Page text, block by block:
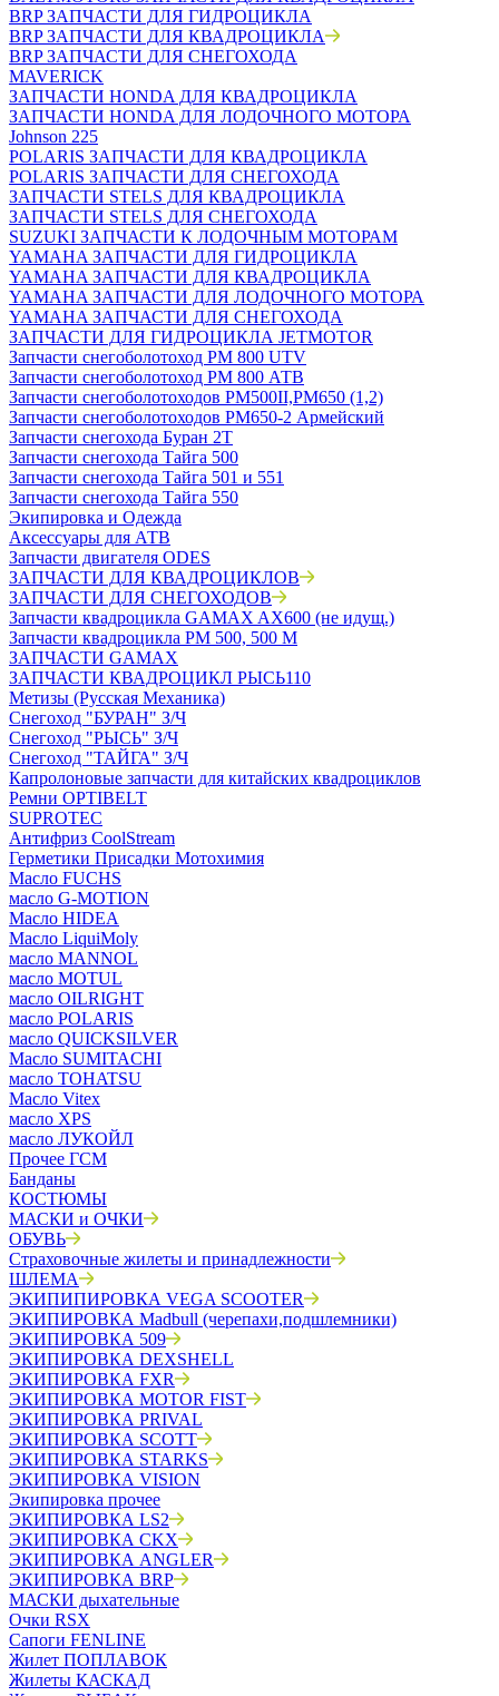
BRP ЗАПЧАСТИ ДЛЯ ГИДРОЦИКЛА
BRP ЗАПЧАСТИ ДЛЯ КВАДРОЦИКЛА
BRP ЗАПЧАСТИ ДЛЯ СНЕГОХОДА
MAVERICK
ЗАПЧАСТИ HONDA ДЛЯ КВАДРОЦИКЛА
ЗАПЧАСТИ HONDA ДЛЯ ЛОДОЧНОГО МОТОРА
Johnson 225
POLARIS ЗАПЧАСТИ ДЛЯ КВАДРОЦИКЛА
POLARIS ЗАПЧАСТИ ДЛЯ СНЕГОХОДА
ЗАПЧАСТИ STELS ДЛЯ КВАДРОЦИКЛА
ЗАПЧАСТИ STELS ДЛЯ СНЕГОХОДА
SUZUKI ЗАПЧАСТИ К ЛОДОЧНЫМ МОТОРАМ
YAMAHA ЗАПЧАСТИ ДЛЯ ГИДРОЦИКЛА
YAMAHA ЗАПЧАСТИ ДЛЯ КВАДРОЦИКЛА
YAMAHA ЗАПЧАСТИ ДЛЯ ЛОДОЧНОГО МОТОРА
YAMAHA ЗАПЧАСТИ ДЛЯ СНЕГОХОДА
ЗАПЧАСТИ ДЛЯ ГИДРОЦИКЛА JETMOTOR
Запчасти снегоболотоход РМ 800 UTV
Запчасти снегоболотоход РМ 800 АТВ
Запчасти снегоболотоходов РМ500II,РМ650 (1,2)
Запчасти снегоболотоходов РМ650-2 Армейский
Запчасти снегохода Буран 2Т
Запчасти снегохода Тайга 500
Запчасти снегохода Тайга 501 и 551
Запчасти снегохода Тайга 550
Экипировка и Одежда
Аксессуары для АТВ
Запчасти двигателя ODES
ЗАПЧАСТИ ДЛЯ КВАДРОЦИКЛОВ
ЗАПЧАСТИ ДЛЯ СНЕГОХОДОВ
Запчасти квадроцикла GAMAX AX600 (не идущ.)
Запчасти квадроцикла РМ 500, 500 М
ЗАПЧАСТИ GAMAX
ЗАПЧАСТИ КВАДРОЦИКЛ РЫСЬ110
Метизы (Русская Механика)
Снегоход "БУРАН" З/Ч
Снегоход "РЫСЬ" З/Ч
Снегоход "ТАЙГА" З/Ч
Капролоновые запчасти для китайских квадроциклов
Ремни OPTIBELT
SUPROTEC
Антифриз CoolStream
Герметики Присадки Мотохимия
Масло FUCHS
масло G-MOTION
Масло HIDEA
Масло LiquiMoly
масло MANNOL
масло MOTUL
масло OILRIGHT
масло POLARIS
масло QUICKSILVER
Масло SUMITACHI
масло TOHATSU
Масло Vitex
масло XPS
масло ЛУКОЙЛ
Прочее ГСМ
Банданы
КОСТЮМЫ
МАСКИ и ОЧКИ
ОБУВЬ
Страховочные жилеты и принадлежности
ШЛЕМА
ЭКИПИПИРОВКА VEGA SCOOTER
ЭКИПИРОВКА Madbull (черепахи,подшлемники)
ЭКИПИРОВКА 509
ЭКИПИРОВКА DEXSHELL
ЭКИПИРОВКА FXR
ЭКИПИРОВКА MOTOR FIST
ЭКИПИРОВКА PRIVAL
ЭКИПИРОВКА SCOTT
ЭКИПИРОВКА STARKS
ЭКИПИРОВКА VISION
Экипировка прочее
ЭКИПИРОВКА LS2
ЭКИПИРОВКА CKX
ЭКИПИРОВКА ANGLER
ЭКИПИРОВКА BRP
МАСКИ дыхательные
Очки RSX
Сапоги FENLINE
Жилет ПОПЛАВОК
Жилеты КАСКАД